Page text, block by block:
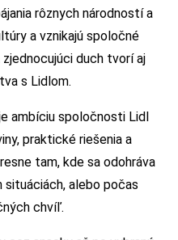
rôznych národností a
a vznikajú spoločné
duch tvorí aj
s Lidlom.
ambíciu spoločnosti Lidl
praktické riešenia a
tam, kde sa odohráva
situáciách, alebo počas
chvíľ.